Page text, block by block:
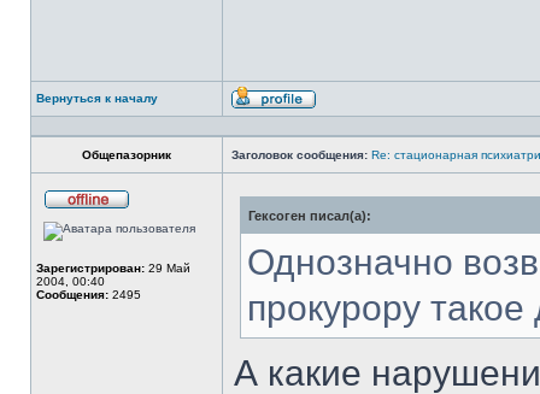
Вернуться к началу
Профиль
Общепазорник Заголовок сообщения: Re: стационарная
в
Зарегистрирован: 29 Май
2004, 00:40
Сообщения: 2495
Гексоген писал(а):
Однозначно
прокурору
А какие